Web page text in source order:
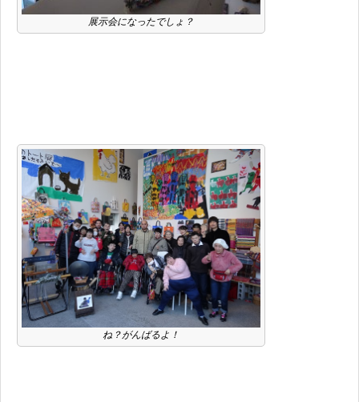
展示会になったでしょ？
ね？がんばるよ！